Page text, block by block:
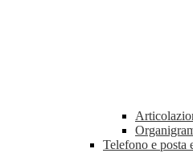
Telefono e posta